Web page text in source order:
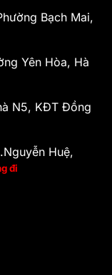
Bạch Mai,
Yên Hòa, Hà
N5, KĐT Đồng
Huệ,
đi